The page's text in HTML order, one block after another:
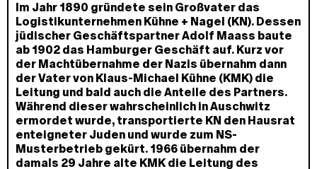
Im Jahr 1890 gründete sein Großvater das
Logistikunternehmen Kühne + Nagel (KN). Dessen
jüdischer Geschäftspartner Adolf Maass baute
ab 1902 das Hamburger Geschäft auf. Kurz vor
der Machtübernahme der Nazis übernahm dann
der Vater von Klaus-Michael Kühne (KMK) die
Leitung und bald auch die Anteile des Partners.
Während dieser wahrscheinlich in Auschwitz
ermordet wurde, transportierte KN den Hausrat
enteigneter Juden und wurde zum NS-
Musterbetrieb gekürt. 1966 übernahm der
damals 29 Jahre alte KMK die Leitung des